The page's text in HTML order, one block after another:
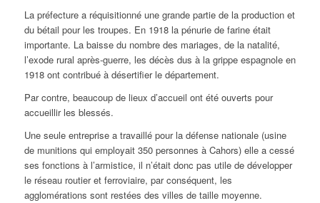
La préfecture a réquisitionné une grande partie de la production et
du bétail pour les troupes. En 1918 la pénurie de farine était
importante. La baisse du nombre des mariages, de la natalité,
l’exode rural après-guerre, les décès dus à la grippe espagnole en
1918 ont contribué à désertifier le département.
Par contre, beaucoup de lieux d’accueil ont été ouverts pour
accueillir les blessés.
Une seule entreprise a travaillé pour la défense nationale (usine
de munitions qui employait 350 personnes à Cahors) elle a cessé
ses fonctions à l’armistice, il n’était donc pas utile de développer
le réseau routier et ferroviaire, par conséquent, les
agglomérations sont restées des villes de taille moyenne.